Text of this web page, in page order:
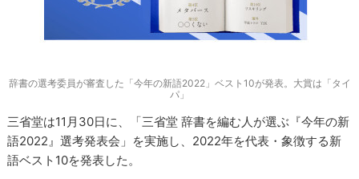
辞書の選考委員が審査した「今年の新語2022」ベスト10が発表。大賞は「タイ
パ」
三省堂は11月30日に、「三省堂 辞書を編む人が選ぶ『今年の新
語2022』選考発表会」を実施し、2022年を代表・象徴する新
語ベスト10を発表した。